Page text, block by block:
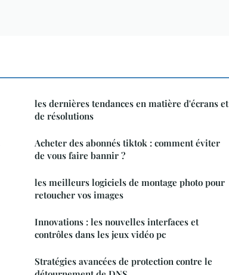
les dernières tendances en matière d'écrans et
de résolutions
Acheter des abonnés tiktok : comment éviter
de vous faire bannir ?
les meilleurs logiciels de montage photo pour
retoucher vos images
Innovations : les nouvelles interfaces et
contrôles dans les jeux vidéo pc
Stratégies avancées de protection contre le